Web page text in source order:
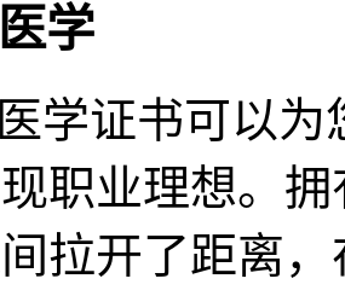
学
学证书可以
职业理想。
拉开了距离